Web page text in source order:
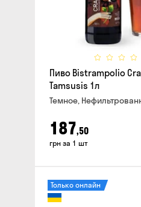
Пиво Bistrampolio
Tamsusis 1л
Темное,
187,50
грн за 1 шт
Только онлайн